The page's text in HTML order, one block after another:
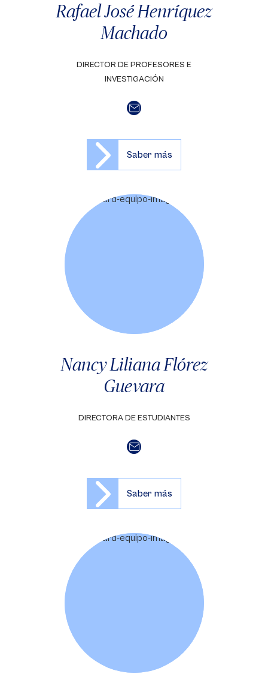
Rafael José Henríquez
Machado
DIRECTOR DE PROFESORES E
INVESTIGACIÓN
Saber más
Nancy Liliana Flórez
Guevara
DIRECTORA DE ESTUDIANTES
Saber más